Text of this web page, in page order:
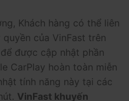
Khách hàng có thể liên
của VinFast trên
được cập nhật phần
CarPlay hoàn toàn miễn
tính năng này tại các
VinFast khuyến